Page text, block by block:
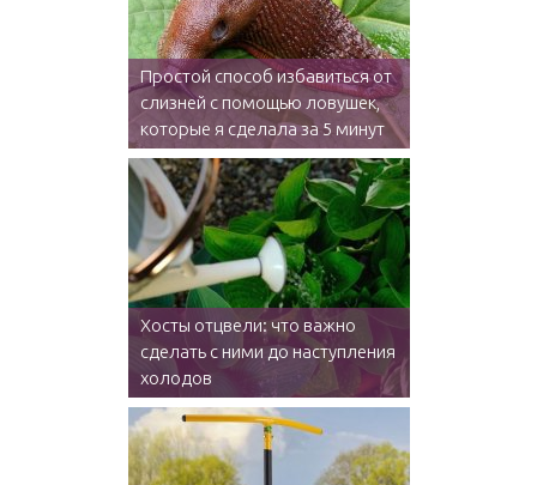
Простой способ избавиться от
слизней с помощью ловушек,
которые я сделала за 5 минут
Хосты отцвели: что важно
сделать с ними до наступления
холодов